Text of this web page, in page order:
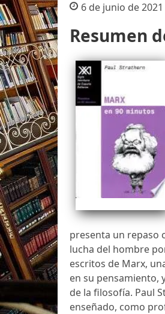
6 de junio de 2021
Resumen
presenta un repaso
lucha del hombre
escritos de Marx,
en su pensamiento,
de la filosofía. Paul
enseñado, como